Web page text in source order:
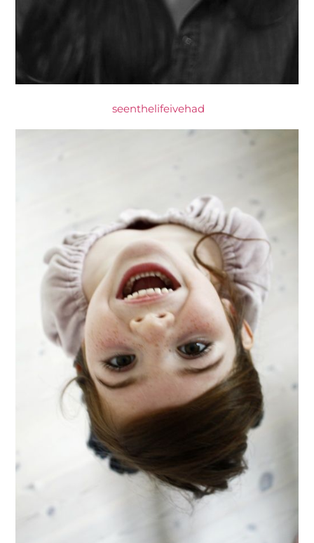
seenthelifeivehad